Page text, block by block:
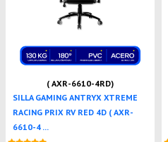
( AXR-6610-4RD)
SILLA GAMING ANTRYX XTREME
RACING PRIX RV RED 4D ( AXR-
6610-4 ...